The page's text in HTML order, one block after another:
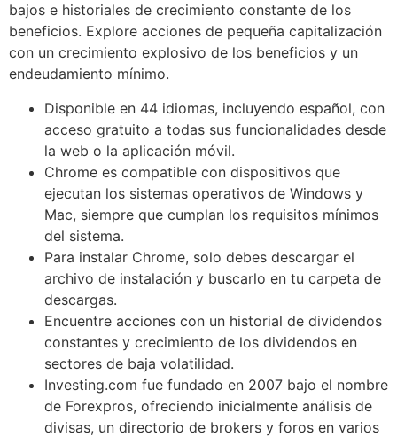
bajos e historiales de crecimiento constante de los
beneficios. Explore acciones de pequeña capitalización
con un crecimiento explosivo de los beneficios y un
endeudamiento mínimo.
Disponible en 44 idiomas, incluyendo español, con
acceso gratuito a todas sus funcionalidades desde
la web o la aplicación móvil.
Chrome es compatible con dispositivos que
ejecutan los sistemas operativos de Windows y
Mac, siempre que cumplan los requisitos mínimos
del sistema.
Para instalar Chrome, solo debes descargar el
archivo de instalación y buscarlo en tu carpeta de
descargas.
Encuentre acciones con un historial de dividendos
constantes y crecimiento de los dividendos en
sectores de baja volatilidad.
Investing.com fue fundado en 2007 bajo el nombre
de Forexpros, ofreciendo inicialmente análisis de
divisas, un directorio de brokers y foros en varios